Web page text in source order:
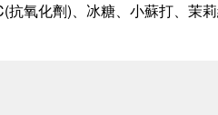
氧化劑)、冰糖、小蘇打、茉